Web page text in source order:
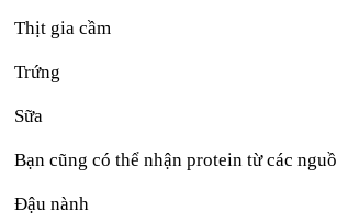
Thịt gia cầm
Trứng
Sữa
Bạn cũng có thể nhận protein từ các
Đậu nành